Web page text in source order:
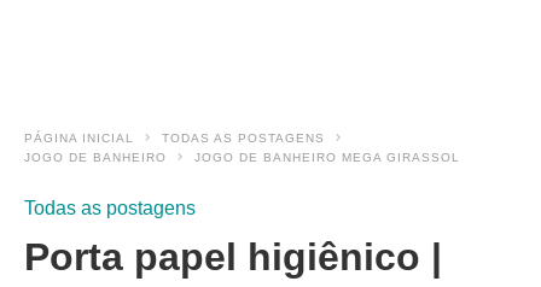
PÁGINA INICIAL
TODAS AS POSTAGENS
JOGO DE BANHEIRO
JOGO DE BANHEIRO MEGA GIRASSOL
Todas as postagens
Porta papel higiênico |